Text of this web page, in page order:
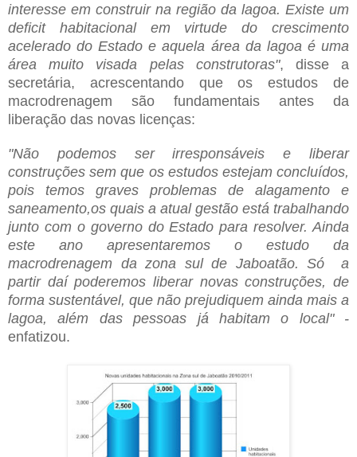
interesse em construir na região da lagoa. Existe um
deficit habitacional em virtude do crescimento
acelerado do Estado e aquela área da lagoa é uma
área muito visada pelas construtoras", disse a
secretária, acrescentando que os estudos de
macrodrenagem são fundamentais antes da
liberação das novas licenças:
"Não podemos ser irresponsáveis e liberar
construções sem que os estudos estejam concluídos,
pois temos graves problemas de alagamento e
saneamento,os quais a atual gestão está trabalhando
junto com o governo do Estado para resolver. Ainda
este ano apresentaremos o estudo da
macrodrenagem da zona sul de Jaboatão. Só a
partir daí poderemos liberar novas construções, de
forma sustentável, que não prejudiquem ainda mais a
lagoa, além das pessoas já habitam o local" -
enfatizou.